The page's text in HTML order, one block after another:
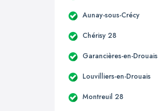
Aunay-sous-Crécy
Chérisy 28
Garancières-en-Drouais
Louvilliers-en-Drouais
Montreuil 28